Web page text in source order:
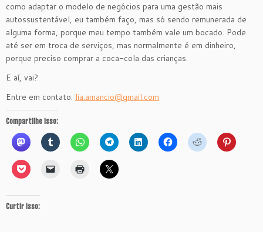
como adaptar o modelo de negócios para uma gestão mais
autossustentável, eu também faço, mas só sendo remunerada de
alguma forma, porque meu tempo também vale um bocado. Pode
até ser em troca de serviços, mas normalmente é em dinheiro,
porque preciso comprar a coca-cola das crianças.
E aí, vai?
Entre em contato: lia.amancio@gmail.com
Compartilhe isso:
Curtir isso: